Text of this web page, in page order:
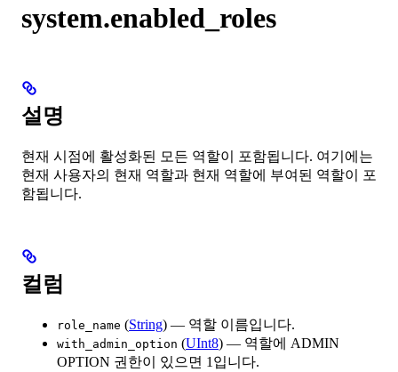
system.enabled_roles
설명
현재 시점에 활성화된 모든 역할이 포함됩니다. 여기에는
현재 사용자의 현재 역할과 현재 역할에 부여된 역할이 포
함됩니다.
컬럼
role_name (String) — 역할 이름입니다.
with_admin_option (UInt8) — 역할에 ADMIN
OPTION 권한이 있으면 1입니다.